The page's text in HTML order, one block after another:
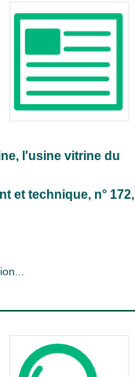
l'usine vitrine du
et technique, n° 172,